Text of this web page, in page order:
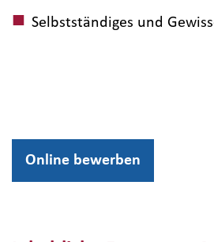
Selbstständiges und
Online bewerben